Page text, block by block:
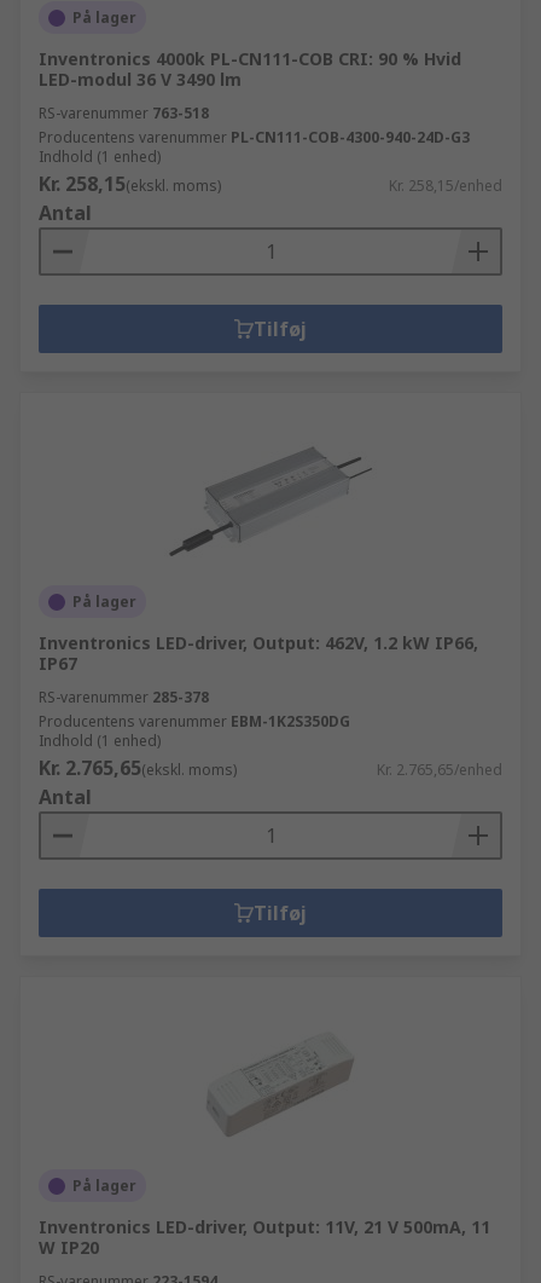
På lager
Inventronics 4000k PL-CN111-COB CRI: 90 % Hvid
LED-modul 36 V 3490 lm
RS-varenummer 763-518
Producentens varenummer PL-CN111-COB-4300-940-24D-G3
Indhold (1 enhed)
Kr. 258,15(ekskl. moms) Kr. 258,15/enhed
Antal
Tilføj
På lager
Inventronics LED-driver, Output: 462V, 1.2 kW IP66,
IP67
RS-varenummer 285-378
Producentens varenummer EBM-1K2S350DG
Indhold (1 enhed)
Kr. 2.765,65(ekskl. moms) Kr. 2.765,65/enhed
Antal
Tilføj
På lager
Inventronics LED-driver, Output: 11V, 21 V 500mA, 11
W IP20